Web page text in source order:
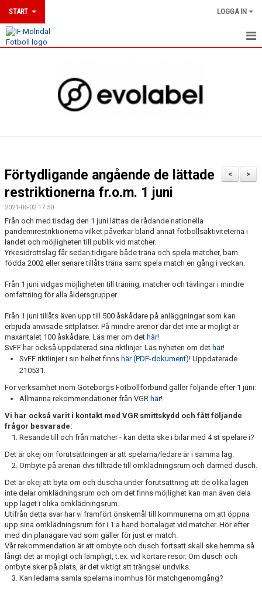
START LOGGA IN
UTBILDNINGAR
MATCHER
KALENDER
MEDLEMSKAP & ANMÄLAN
MEDLEMSAVGIFTER
MÅNADSBREV
>
<
Förtydligande angående de lättade
restriktionerna fr.o.m. 1 juni
2021-06-02 17:50
Från och med tisdag den 1 juni lättas de rådande nationella
pandemirestriktionerna vilket påverkar bland annat fotbollsaktiviteterna i
landet och möjligheten till publik vid matcher.
Yrkesidrottslag får sedan tidigare både träna och spela matcher, barn
födda 2002 eller senare tillåts träna samt spela match en gång i veckan.
Från 1 juni vidgas möjligheten till träning, matcher och tävlingar i mindre
omfattning för alla åldersgrupper.
Från 1 juni tillåts även upp till 500 åskådare på anläggningar som kan
erbjuda anvisade sittplatser. På mindre arenor där det inte är möjligt är
maxantalet 100 åskådare. Läs mer om det här!
SvFF har också uppdaterad sina riktlinjer. Läs nyheten om det här!
SvFF riktlinjer i sin helhet finns här (PDF-dokument)! Uppdaterade
210531.
För verksamhet inom Göteborgs Fotbollförbund gäller följande efter 1 juni:
Allmänna rekommendationer från VGR här!
Vi har också varit i kontakt med VGR smittskydd och fått följande
frågor besvarade:
Resande till och från matcher - kan detta ske i bilar med 4 st spelare i?
Det är okej om förutsättningen är att spelarna/ledare är i samma lag.
Ombyte på arenan dvs tillträde till omklädningsrum och därmed dusch.
Det är okej att byta om och duscha under förutsättning att de olika lagen
inte delar omklädningsrum och om det finns möjlighet kan man även dela
upp laget i olika omklädningsrum.
Utifrån detta svar har vi framfört önskemål till kommunerna om att öppna
upp sina omklädningsrum för i 1:a hand bortalaget vid matcher. Hör efter
med din planägare vad som gäller för just er match.
Vår rekommendation är att ombyte och dusch fortsatt skall ske hemma så
långt det är möjligt och lämpligt, t.ex. vid kortare resor. Om dusch och
ombyte sker på plats, är det viktigt att trängsel undviks.
Kan ledarna samla spelarna inomhus för matchgenomgång?